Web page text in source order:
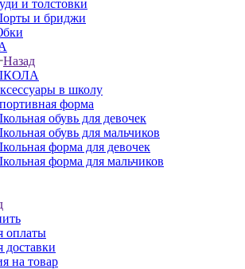
и толстовки
и бриджи
Назад
в школу
форма
обувь для девочек
обувь для мальчиков
форма для девочек
форма для мальчиков
оплаты
доставки
на товар